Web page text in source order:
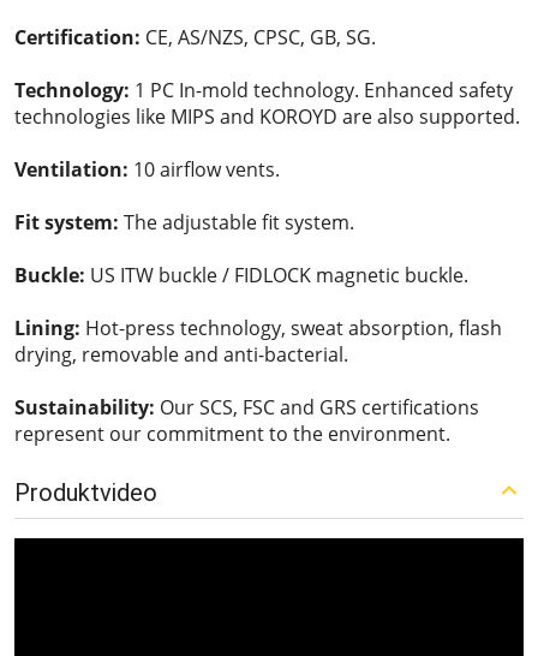
Certification: CE, AS/NZS, CPSC, GB, SG.
Technology: 1 PC In-mold technology. Enhanced safety
technologies like MIPS and KOROYD are also supported.
Ventilation: 10 airflow vents.
Fit system: The adjustable fit system.
Buckle: US ITW buckle / FIDLOCK magnetic buckle.
Lining: Hot-press technology, sweat absorption, flash
drying, removable and anti-bacterial.
Sustainability: Our SCS, FSC and GRS certifications
represent our commitment to the environment.
Produktvideo